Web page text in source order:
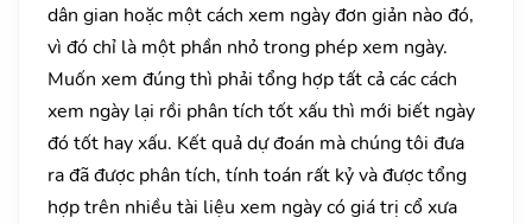
dân gian hoặc một cách xem ngày đơn giản nào đó,
vì đó chỉ là một phần nhỏ trong phép xem ngày.
Muốn xem đúng thì phải tổng hợp tất cả các cách
xem ngày lại rồi phân tích tốt xấu thì mới biết ngày
đó tốt hay xấu. Kết quả dự đoán mà chúng tôi đưa
ra đã được phân tích, tính toán rất kỷ và được tổng
hợp trên nhiều tài liệu xem ngày có giá trị cổ xưa